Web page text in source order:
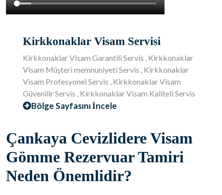
Kirkkonaklar Visam Servisi
Kirkkonaklar Visam Garantili Servis , Kirkkonaklar
Visam Müşteri memnuniyeti Servis , Kirkkonaklar
Visam Profesyonel Servis , Kirkkonaklar Visam
Güvenilir Servis , Kirkkonaklar Visam Kaliteli Servis
Bölge Sayfasını İncele
Çankaya Cevizlidere Visam
Gömme Rezervuar Tamiri
Neden Önemlidir?